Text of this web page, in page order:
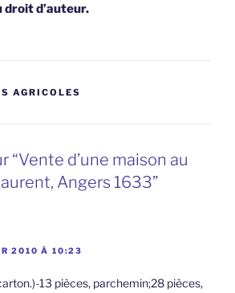
droit d’auteur.
AGRICOLES
“Vente d’une maison au
Angers 1633”
2010 À 10:23
13 pièces, parchemin;28 pièces,